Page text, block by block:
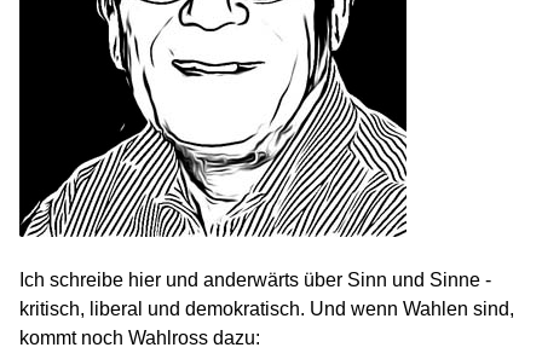
Ich schreibe hier und anderwärts über Sinn und Sinne -
kritisch, liberal und demokratisch. Und wenn Wahlen sind,
kommt noch Wahlross dazu: